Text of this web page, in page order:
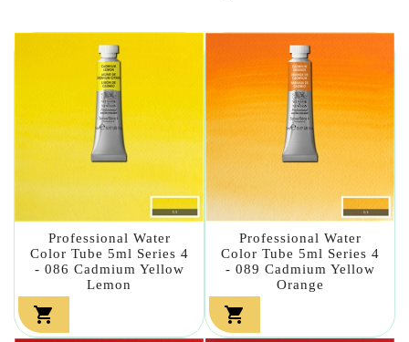
Professional Water
Color Tube 5ml Series 4
- 086 Cadmium Yellow
Lemon

Professional Water
Color Tube 5ml Series 4
- 089 Cadmium Yellow
Orange
